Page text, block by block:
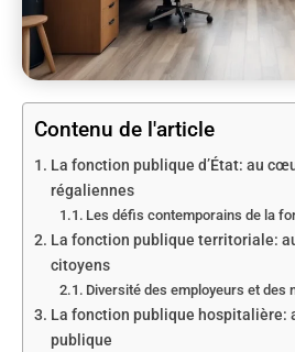
Contenu de l'article
La fonction publique d’État: au
régaliennes
Les défis contemporains de la
La fonction publique territoriale:
citoyens
Diversité des employeurs et des
La fonction publique hospitalière:
publique